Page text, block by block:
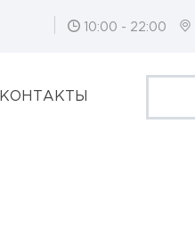
10:00 - 22:00
КОНТАКТЫ